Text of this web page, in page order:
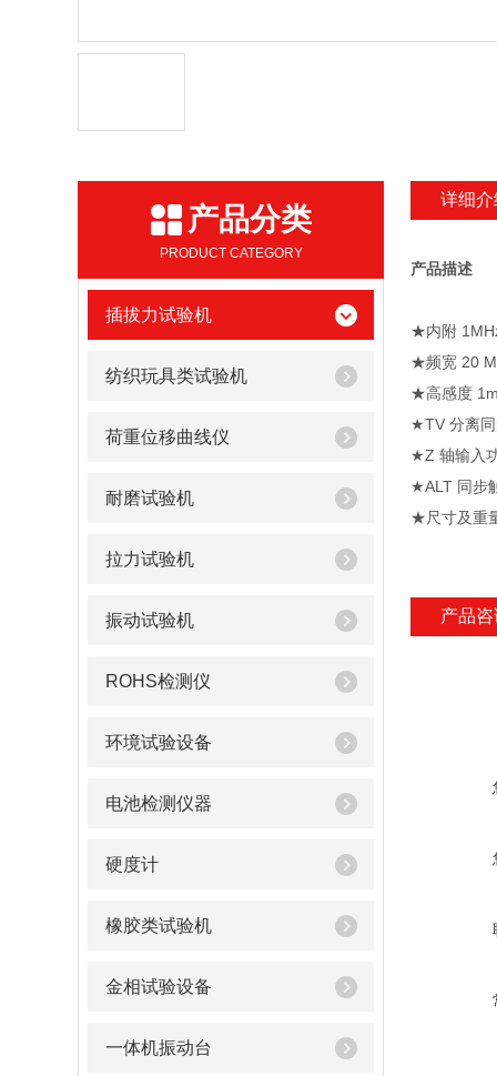
产品分类
PRODUCT CATEGORY
插拔力试验机
纺织玩具类试验机
荷重位移曲线仪
耐磨试验机
拉力试验机
振动试验机
ROHS检测仪
环境试验设备
电池检测仪器
硬度计
橡胶类试验机
金相试验设备
一体机振动台
详细介
产品描述
★内附
★频宽 20
★高感度
★TV 分离
★Z 轴输入
★ALT 同步
★尺寸及重
产品